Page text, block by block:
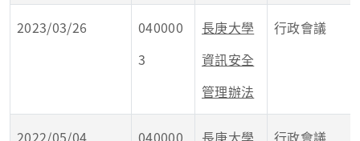
2023/03/26
040000
3
長庚大學
資訊安全
管理辦法
行政會議